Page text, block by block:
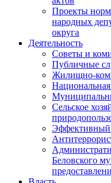
Проекты
народных
округа
Деятельность
Советы и
Публичные
Жилищно-
Сельское
Эффективный
Беловского